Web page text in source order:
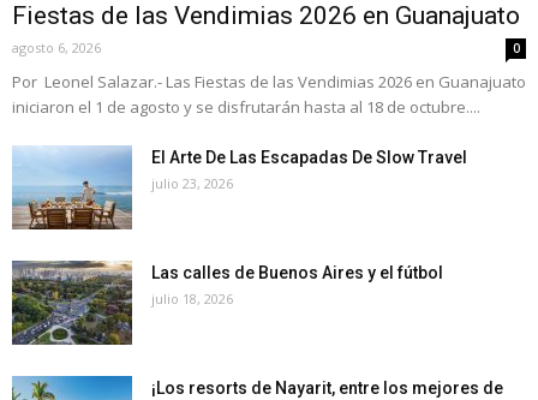
Fiestas de las Vendimias 2026 en Guanajuato
agosto 6, 2026 0
Por Leonel Salazar.- Las Fiestas de las Vendimias 2026 en Guanajuato
iniciaron el 1 de agosto y se disfrutarán hasta al 18 de octubre....
El Arte De Las Escapadas De Slow Travel
julio 23, 2026
Las calles de Buenos Aires y el fútbol
julio 18, 2026
¡Los resorts de Nayarit, entre los mejores de